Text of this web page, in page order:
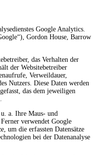
Google Analytics.
Gordon House, Barrow
das Verhalten der
der Websitebetreiber
Verweildauer,
Nutzers. Diese Daten werden
das dem jeweiligen
a. Ihre Maus- und
verwendet Google
um die erfassten Datensätze
bei der Datenanalyse